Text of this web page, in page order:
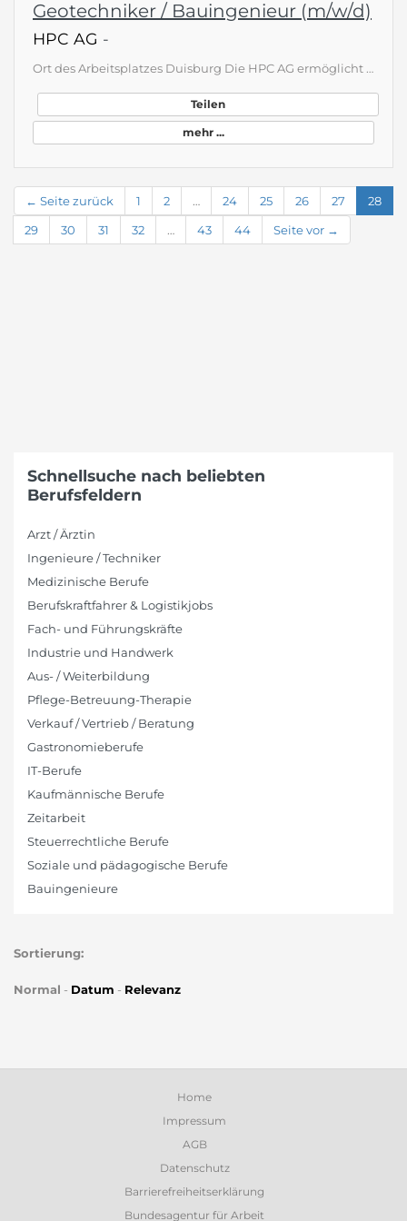
Geotechniker / Bauingenieur (m/w/d)
HPC AG -
Ort des Arbeitsplatzes Duisburg Die HPC AG ermöglicht seit 1948 die Verwirklichung kühner Pläne: Von der Sanierung schadstoffbelasteter Böden, dem Bau von Mineralwasserbrunnen bis hin zum Erstellen hochqualitativer Baugrundgutachten – das Thema Nachhaltigkeit immer im Blick, entwickeln wir als Ingenieurunternehmen Lösungen für Flächenrecycling, Umwelt und Sicherheit sowie Infrastruktur. Wir arbeiten interdisziplinär, international und mit ingenieurwissenschaftlicher Genauigkeit. Fortschritt und…
Teilen
mehr ...
← Seite zurück 1 2 … 24 25 26 27
28
29
30 31 32 … 43 44 Seite vor →
Schnellsuche nach beliebten
Berufsfeldern
Arzt / Ärztin
Ingenieure / Techniker
Medizinische Berufe
Berufskraftfahrer & Logistikjobs
Fach- und Führungskräfte
Industrie und Handwerk
Aus- / Weiterbildung
Pflege-Betreuung-Therapie
Verkauf / Vertrieb / Beratung
Gastronomieberufe
IT-Berufe
Kaufmännische Berufe
Zeitarbeit
Steuerrechtliche Berufe
Soziale und pädagogische Berufe
Bauingenieure
Sortierung:
Normal - Datum - Relevanz
Home
Impressum
AGB
Datenschutz
Barrierefreiheitserklärung
Bundesagentur für Arbeit